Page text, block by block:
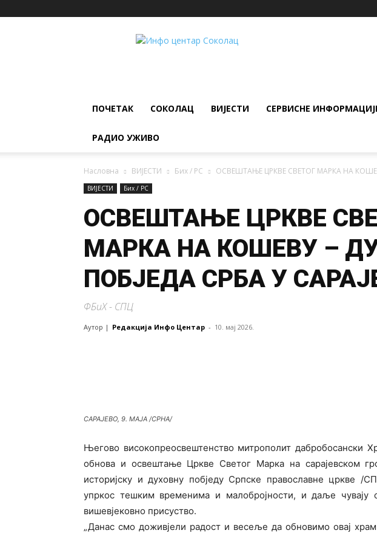
ИНФО
ПОЧЕТАК СОКОЛАЦ ВИЈЕСТИ СЕРВИСНЕ
РАДИО УЖИВО
Насловна ВИЈЕСТИ Бих / РС ОСВЕШТАЊЕ ЦРКВЕ СВЕТОГ МАРКА НА
ВИЈЕСТИ Бих / РС
ОСВЕШТАЊЕ ЦРКВЕ
МАРКА НА КОШЕВУ –
ПОБЈЕДА СРБА У
ФБиХ - СПЦ
Аутор | Редакција Инфо Центар - 10. мај 2026.
САРАЈЕВО, 9. МАЈА /СРНА/
Његово високопреосвештенство митрополит дабробосански
обнова и освештање Цркве Светог Марка на сарајевском
историјску и духовну побједу Српске православне цркве /
упркос тешким временима и малобројности, и даље чувају
вишевјековно присуство.
„Данас смо доживјели радост и весеље да обновимо овај